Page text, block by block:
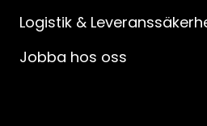
Logistik &
Jobba hos oss